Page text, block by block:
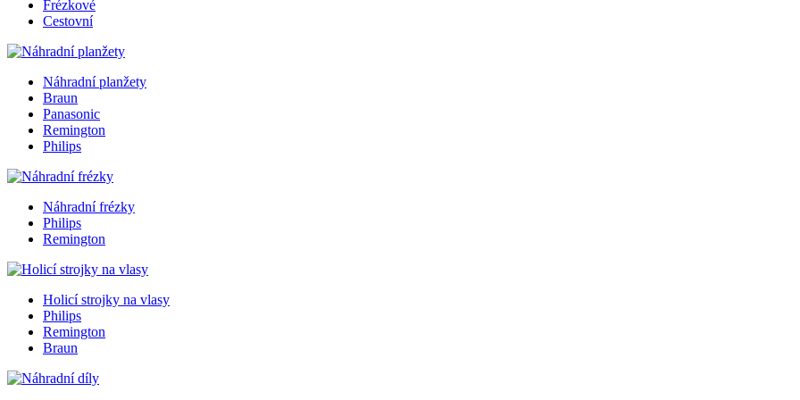
Frézkové
Cestovní
Náhradní planžety
Braun
Panasonic
Remington
Philips
Náhradní frézky
Philips
Remington
Holicí strojky na vlasy
Philips
Remington
Braun